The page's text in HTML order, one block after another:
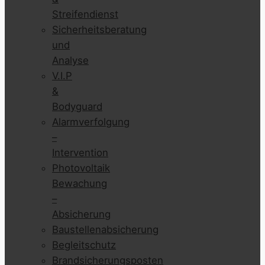
Streifendienst
Sicherheitsberatung
und
Analyse
V.I.P
&
Bodyguard
Alarmverfolgung
–
Intervention
Photovoltaik
Bewachung
–
Absicherung
Baustellenabsicherung
Begleitschutz
Brandsicherungsposten